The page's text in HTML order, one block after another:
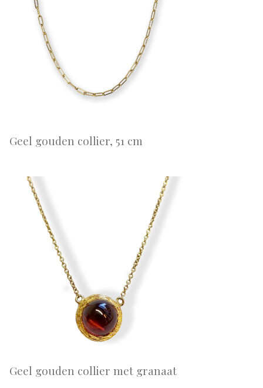
Geel gouden collier, 51 cm
Geel gouden collier met granaat